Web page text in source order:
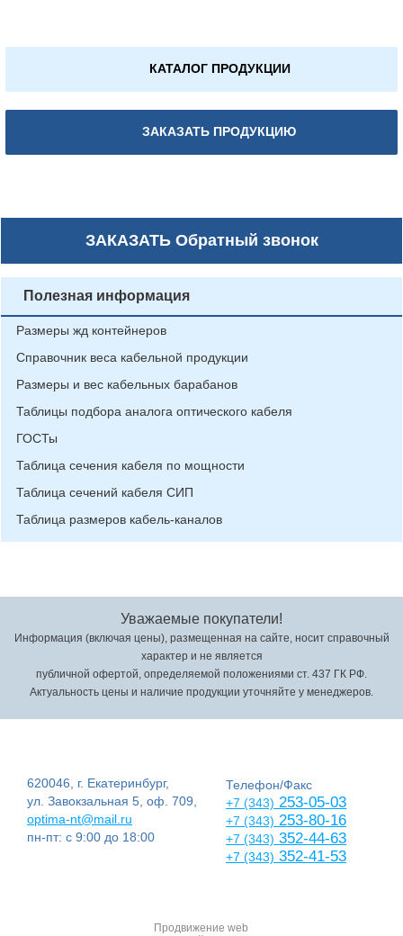
КАТАЛОГ ПРОДУКЦИИ
ЗАКАЗАТЬ ПРОДУКЦИЮ
ЗАКАЗАТЬОбратный звонок
Полезная информация
Размеры жд контейнеров
Справочник веса кабельной продукции
Размеры и вес кабельных барабанов
Таблицы подбора аналога оптического кабеля
ГОСТы
Таблица сечения кабеля по мощности
Таблица сечений кабеля СИП
Таблица размеров кабель-каналов
Уважаемые покупатели!
Информация (включая цены), размещенная на сайте, носит справочный
характер и не является
публичной офертой, определяемой положениями ст. 437 ГК РФ.
Актуальность цены и наличие продукции уточняйте у менеджеров.
620046, г. Екатеринбург,
ул. Завокзальная 5, оф. 709,
optima-nt@mail.ru
пн-пт: с 9:00 до 18:00
Телефон/Факс
+7 (343) 253-05-03
+7 (343) 253-80-16
+7 (343) 352-44-63
+7 (343) 352-41-53
Продвижение web